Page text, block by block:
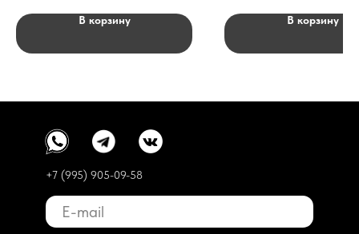
В корзину В корзину
+7 (995) 905-09-58